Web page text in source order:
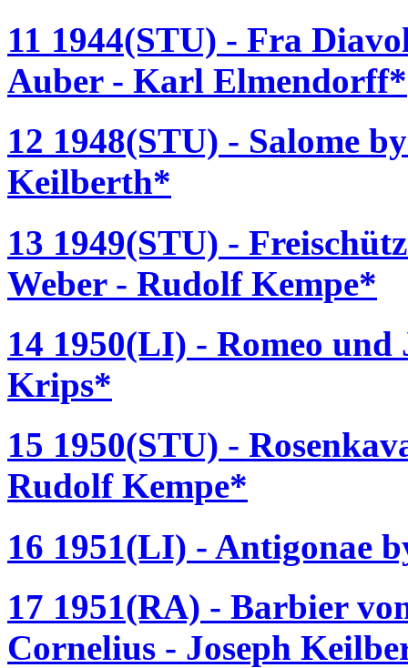
11 1944(STU) - Fra
Auber - Karl Elmendorff*
12 1948(STU) - Salome
Keilberth*
13 1949(STU) -
Weber - Rudolf Kempe*
14 1950(LI) - Romeo
Krips*
15 1950(STU) -
Rudolf Kempe*
16 1951(LI) - Antigonae
17 1951(RA) - Barbier
Cornelius - Joseph